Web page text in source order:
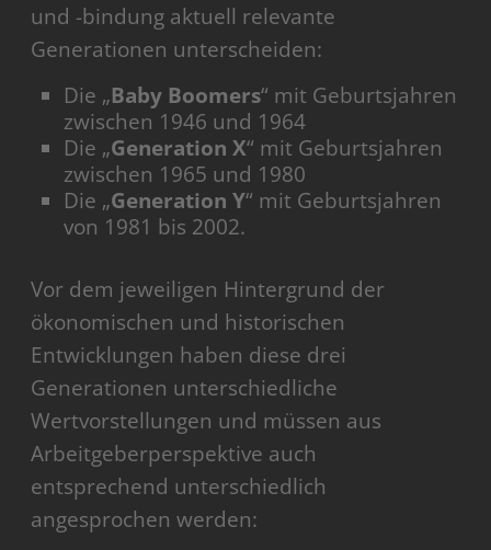
und -bindung aktuell relevante
Generationen unterscheiden:
Die „Baby Boomers“ mit Geburtsjahren
zwischen 1946 und 1964
Die „Generation X“ mit Geburtsjahren
zwischen 1965 und 1980
Die „Generation Y“ mit Geburtsjahren
von 1981 bis 2002.
Vor dem jeweiligen Hintergrund der
ökonomischen und historischen
Entwicklungen haben diese drei
Generationen unterschiedliche
Wertvorstellungen und müssen aus
Arbeitgeberperspektive auch
entsprechend unterschiedlich
angesprochen werden: